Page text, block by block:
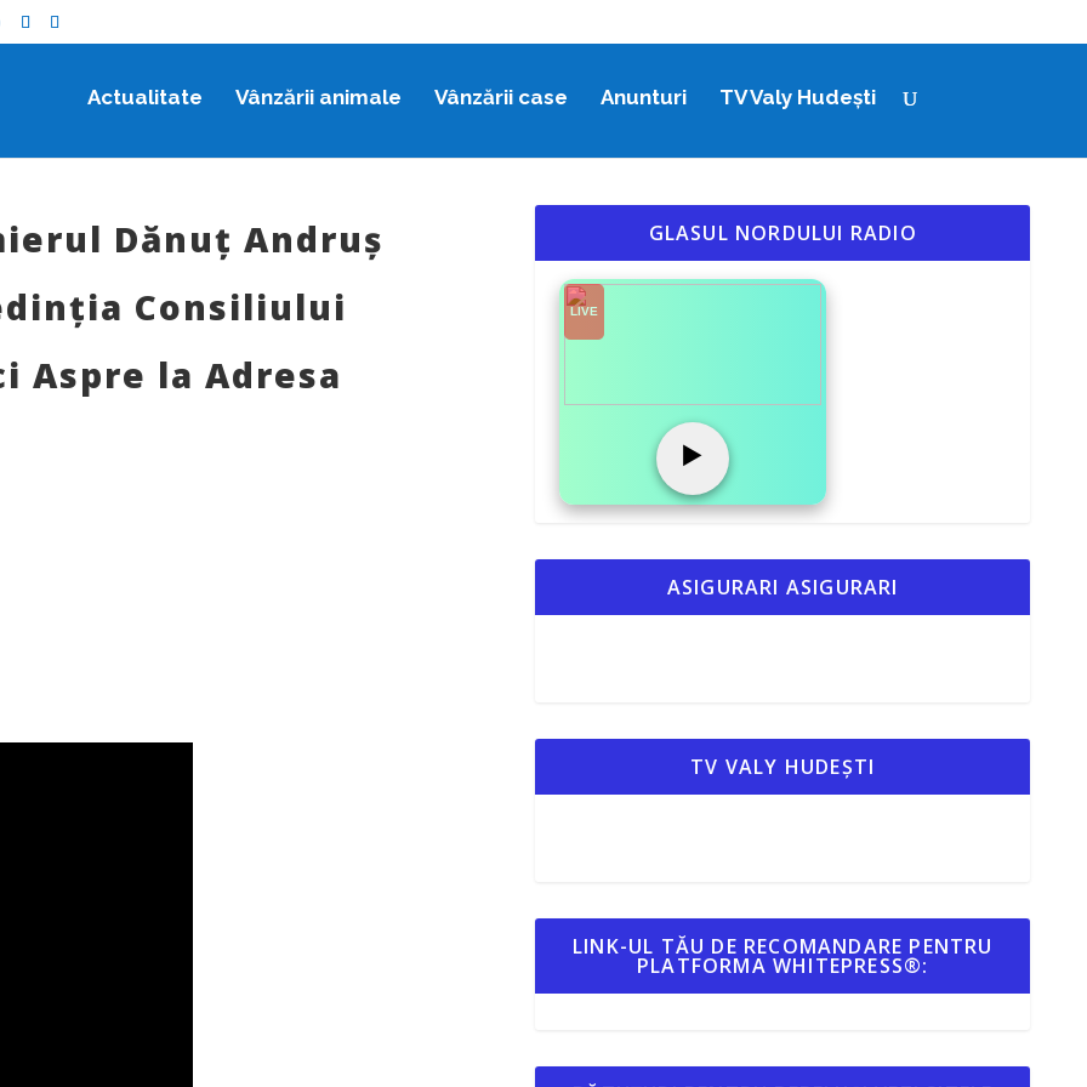
Actualitate Vânzării animale Vânzării case Anunturi TV Valy Hudești
Dănuț Andruș
Consiliului
Aspre la Adresa
GLASUL NORDULUI RADIO
LIVE
▶️
ASIGURARI ASIGURARI
TV VALY HUDEȘTI
LINK-UL TĂU DE RECOMANDARE PENTRU
PLATFORMA WHITEPRESS®: